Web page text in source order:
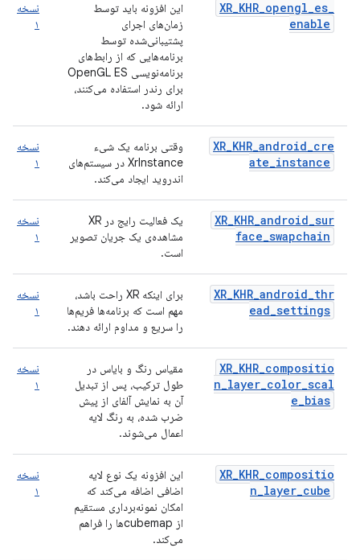
XR_KHR_opengl_es_
enable
این افزونه باید توسط
زمان‌های اجرای
پشتیبانی‌شده توسط
برنامه‌هایی که از رابط‌های
برنامه‌نویسی OpenGL ES
برای رندر استفاده می‌کنند،
ارائه شود.
نسخه
۱
XR_KHR_android_cre
ate_instance
وقتی برنامه یک شیء
XrInstance در سیستم‌های
اندروید ایجاد می‌کند.
نسخه
۱
XR_KHR_android_sur
face_swapchain
یک فعالیت رایج در XR
مشاهده‌ی یک جریان تصویر
است.
نسخه
۱
XR_KHR_android_thr
ead_settings
برای اینکه XR راحت باشد،
مهم است که برنامه‌ها فریم‌ها
را سریع و مداوم ارائه دهند.
نسخه
۱
XR_KHR_compositio
n_layer_color_scal
e_bias
مقیاس رنگ و بایاس در
طول ترکیب، پس از تبدیل
آن به نمایش آلفای از پیش
ضرب شده، به رنگ لایه
اعمال می‌شوند.
نسخه
۱
XR_KHR_compositio
n_layer_cube
این افزونه یک نوع لایه
اضافی اضافه می‌کند که
امکان نمونه‌برداری مستقیم
از cubemapها را فراهم
می‌کند.
نسخه
۱